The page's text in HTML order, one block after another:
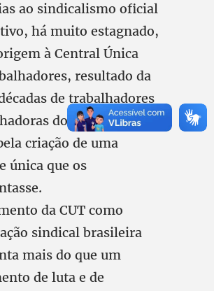
ao sindicalismo oficial
há muito estagnado,
à Central Única
resultado da
de trabalhadores
do campo e da
criação de uma
única que os
da CUT como
sindical brasileira
mais do que um
de luta e de